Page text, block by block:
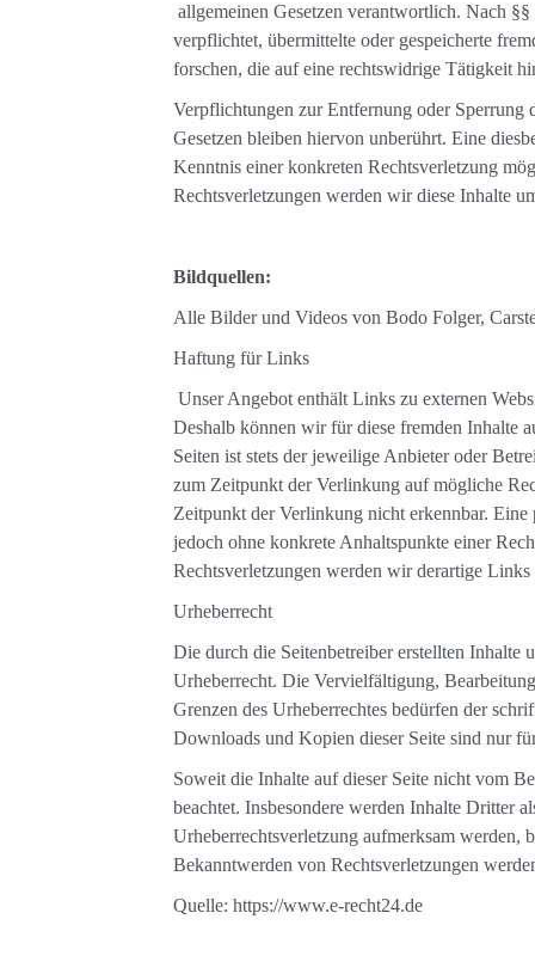
allgemeinen Gesetzen verantwortlich. Nach
verpflichtet, übermittelte oder gespeicherte
forschen, die auf eine rechtswidrige Tätigkeit
Verpflichtungen zur Entfernung oder
Gesetzen bleiben hiervon unberührt. Eine
Kenntnis einer konkreten Rechtsverletzung
Rechtsverletzungen werden wir diese Inhalte
Bildquellen:
Alle Bilder und Videos von Bodo Folger,
Haftung für Links
Unser Angebot enthält Links zu externen
Deshalb können wir für diese fremden Inhalte
Seiten ist stets der jeweilige Anbieter oder
zum Zeitpunkt der Verlinkung auf mögliche
Zeitpunkt der Verlinkung nicht erkennbar.
jedoch ohne konkrete Anhaltspunkte einer
Rechtsverletzungen werden wir derartige Links
Urheberrecht
Die durch die Seitenbetreiber erstellten Inhalte
Urheberrecht. Die Vervielfältigung,
Grenzen des Urheberrechtes bedürfen der
Downloads und Kopien dieser Seite sind nur
Soweit die Inhalte auf dieser Seite nicht vom
beachtet. Insbesondere werden Inhalte Dritter
Urheberrechtsverletzung aufmerksam
Bekanntwerden von Rechtsverletzungen
Quelle: https://www.e-recht24.de